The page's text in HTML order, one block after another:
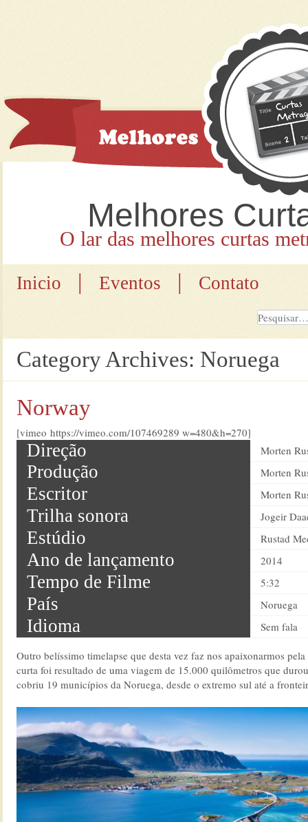
Melhores
O lar das melhores curtas
Inicio | Eventos | Contato
Category Archives: Noruega
Norway
[vimeo https://vimeo.com/107469289 w=480&h=270]
Direção Morten
Produção Morten
Escritor Morten
Trilha sonora Jogeir
Estúdio Rustad
Ano de lançamento 2014
Tempo de Filme 5:32
País Noruega
Idioma Sem fala
Outro belíssimo timelapse que desta vez faz nos apaixonarmos
curta foi resultado de uma viagem de 15.000 quilômetros que
cobriu 19 municípios da Noruega, desde o extremo sul até a